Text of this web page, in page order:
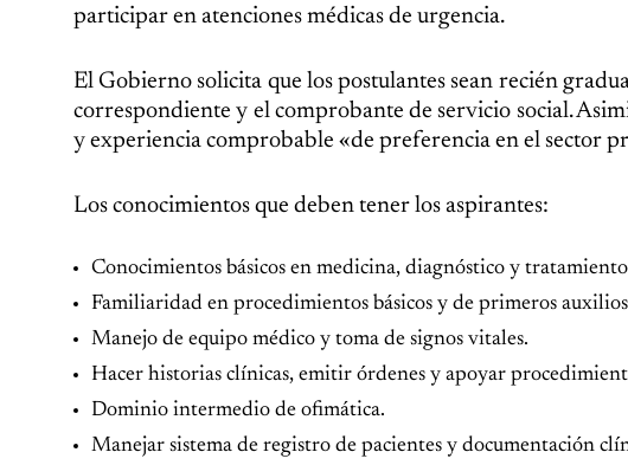
participar en atenciones médicas de urgencia.
El Gobierno solicita que los postulantes sean recién
correspondiente y el comprobante de servicio social.
y experiencia comprobable «de preferencia en el sector
Los conocimientos que deben tener los aspirantes:
Conocimientos básicos en medicina, diagnóstico y
Familiaridad en procedimientos básicos y de primeros
Manejo de equipo médico y toma de signos vitales.
Hacer historias clínicas, emitir órdenes y apoyar
Dominio intermedio de ofimática.
Manejar sistema de registro de pacientes y documentación